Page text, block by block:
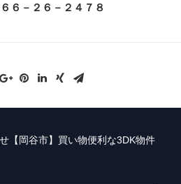
６－２６－２４７８
【岡谷市】買い物便利な3DK物件